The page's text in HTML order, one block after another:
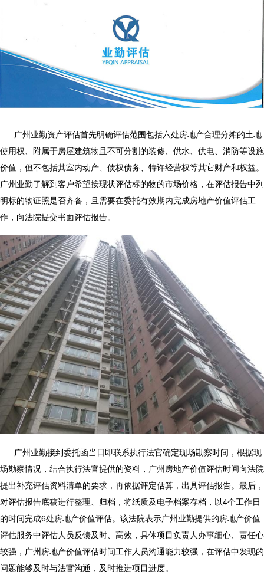
广州业勤资产评估首先明确评估范围包括六处房地产合理分摊的土地
使用权、附属于房屋建筑物且不可分割的装修、供水、供电、消防等设施
价值，但不包括其室内动产、债权债务、特许经营权等其它财产和权益。
广州业勤了解到客户希望按现状评估标的物的市场价格，在评估报告中列
明标的物证照是否齐备，且需要在委托有效期内完成房地产价值评估工
作，向法院提交书面评估报告。
广州业勤接到委托函当日即联系执行法官确定现场勘察时间，根据现
场勘察情况，结合执行法官提供的资料， 广州房地产价值评估时间向法院
提出补充评估资料清单的要求，再依据评定估算，出具评估报告。最后，
对评估报告底稿进行整理、归档，将纸质及电子档案存档，以4个工作日
的时间完成6处房地产价值评估。该法院表示广州业勤提供的房地产价值
评估服务中评估人员反馈及时、高效，具体项目负责人办事细心、责任心
较强， 广州房地产价值评估时间工作人员沟通能力较强，在评估中发现的
问题能够及时与法官沟通，及时推进项目进度。